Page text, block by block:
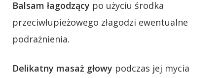
Balsam łagodzący po użyciu środka
przeciwłupieżowego złagodzi ewentualne
podrażnienia.
Delikatny masaż głowy podczas jej mycia